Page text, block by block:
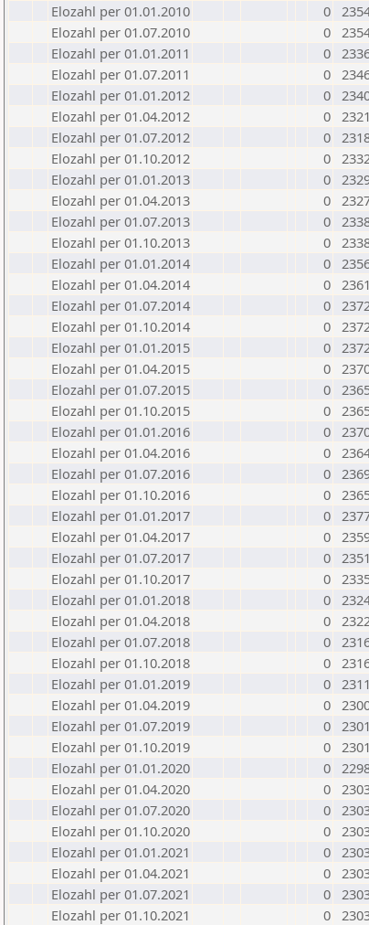
Elozahl per 01.01.2010
0
Elozahl per 01.07.2010
0
Elozahl per 01.01.2011
0
Elozahl per 01.07.2011
0
Elozahl per 01.01.2012
0
Elozahl per 01.04.2012
0 2321
Elozahl per 01.07.2012
0
Elozahl per 01.10.2012
0
Elozahl per 01.01.2013
0
Elozahl per 01.04.2013
0
Elozahl per 01.07.2013
0
Elozahl per 01.10.2013
0
Elozahl per 01.01.2014
0
Elozahl per 01.04.2014
0 2361
Elozahl per 01.07.2014
0
Elozahl per 01.10.2014
0
Elozahl per 01.01.2015
0
Elozahl per 01.04.2015
0
Elozahl per 01.07.2015
0
Elozahl per 01.10.2015
0
Elozahl per 01.01.2016
0
Elozahl per 01.04.2016
0
Elozahl per 01.07.2016
0
Elozahl per 01.10.2016
0
Elozahl per 01.01.2017
0
Elozahl per 01.04.2017
0
Elozahl per 01.07.2017
0 2351
Elozahl per 01.10.2017
0
Elozahl per 01.01.2018
0
Elozahl per 01.04.2018
0
Elozahl per 01.07.2018
0
Elozahl per 01.10.2018
0
Elozahl per 01.01.2019
0 2311
Elozahl per 01.04.2019
0
Elozahl per 01.07.2019
0 2301
Elozahl per 01.10.2019
0 2301
Elozahl per 01.01.2020
0
Elozahl per 01.04.2020
0
Elozahl per 01.07.2020
0
Elozahl per 01.10.2020
0
Elozahl per 01.01.2021
0
Elozahl per 01.04.2021
0
Elozahl per 01.07.2021
0
Elozahl per 01.10.2021
0